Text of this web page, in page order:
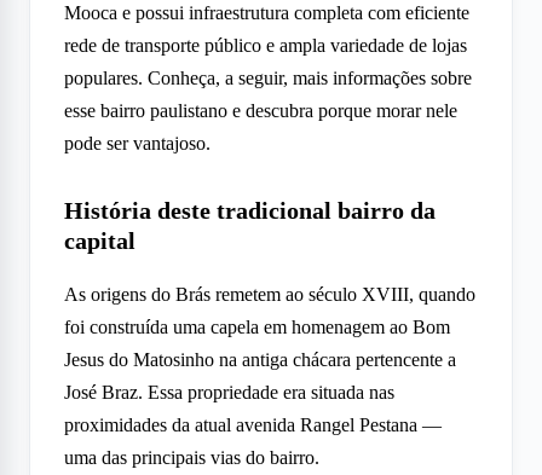
Mooca e possui infraestrutura completa com eficiente
rede de transporte público e ampla variedade de lojas
populares. Conheça, a seguir, mais informações sobre
esse bairro paulistano e descubra porque morar nele
pode ser vantajoso.
História deste tradicional bairro da
capital
As origens do Brás remetem ao século XVIII, quando
foi construída uma capela em homenagem ao Bom
Jesus do Matosinho na antiga chácara pertencente a
José Braz. Essa propriedade era situada nas
proximidades da atual avenida Rangel Pestana —
uma das principais vias do bairro.